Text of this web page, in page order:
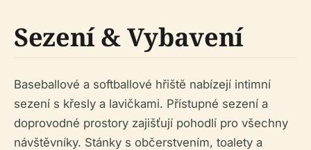
Sezení & Vybavení
Baseballové a softballové hřiště nabízejí intimní
sezení s křesly a lavičkami. Přístupné sezení a
doprovodné prostory zajišťují pohodlí pro všechny
návštěvníky. Stánky s občerstvením, toalety a